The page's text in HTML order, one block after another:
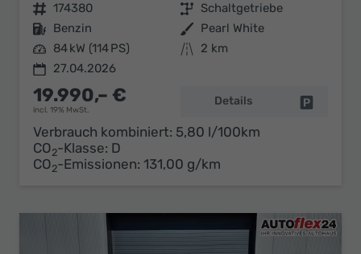
Fahrzeugnr. 174380 Getriebe Schaltgetriebe
Kraftstoff Benzin Außenfarbe Pearl White
Leistung 84 kW (114 PS) Kilometerstand
2 km
27.04.2026
19.990,– €
incl. 19% MwSt.
Details
Verbrauch kombiniert: 5,80 l/100km
CO2-Klasse: D
CO2-Emissionen: 131,00 g/km